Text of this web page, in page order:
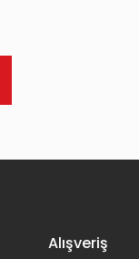
Alışveriş